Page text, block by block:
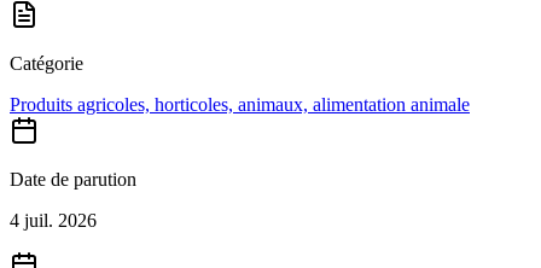
Catégorie
Produits agricoles, horticoles, animaux, alimentation animale
Date de parution
4 juil. 2026